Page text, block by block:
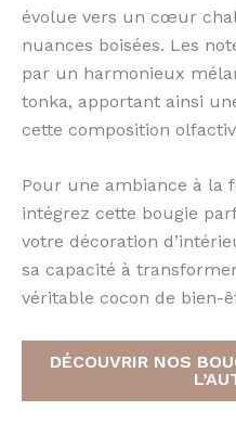
évolue vers un cœur
nuances boisées. Les
par un harmonieux
tonka, apportant ainsi
cette composition
Pour une ambiance à la
intégrez cette bougie
votre décoration
sa capacité à
véritable cocon de bien-
DÉCOUVRIR NOS